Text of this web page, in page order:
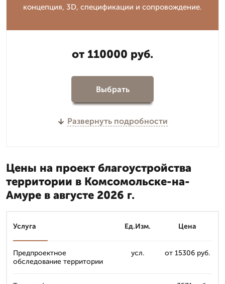
концепция, 3D, спецификации и сопровождение.
от 110000 руб.
Выбрать
Развернуть подробности
Цены на проект благоустройства
территории в Комсомольске-на-
Амуре в августе 2026 г.
Услуга Ед.Изм. Цена
Предпроектное
обследование территории
усл. от 15306 руб.